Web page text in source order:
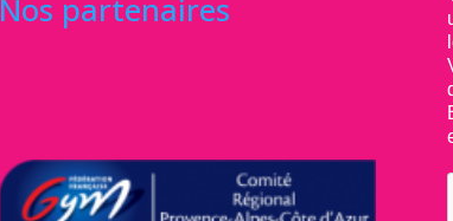
Nos partenaires